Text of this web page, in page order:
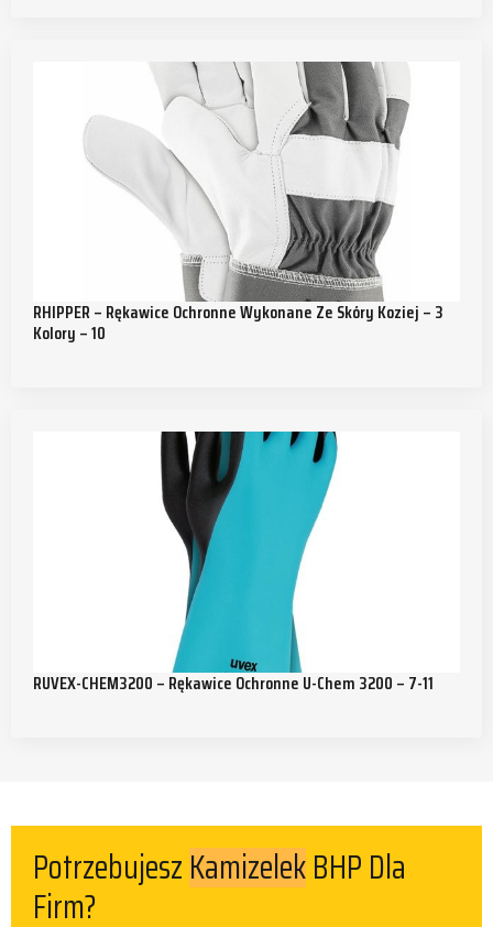
RHIPPER – Rękawice Ochronne Wykonane Ze Skóry Koziej – 3
Kolory – 10
RUVEX-CHEM3200 – Rękawice Ochronne U-Chem 3200 – 7-11
PotrzebujeszKamizelekBHP Dla
Firm?